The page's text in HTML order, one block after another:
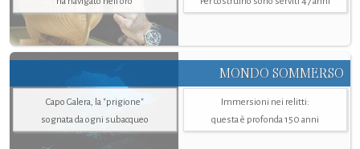
MONDO SOMMERSO
Capo Galera, la "prigione"
sognata da ogni subacqueo
Immersioni nei relitti:
questa è profonda 150 anni